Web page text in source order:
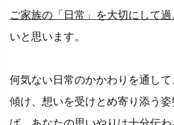
ご家族の「日常」を大切にして過
いと思います。
何気ない日常のかかわりを通し
傾け、想いを受けとめ寄り添う